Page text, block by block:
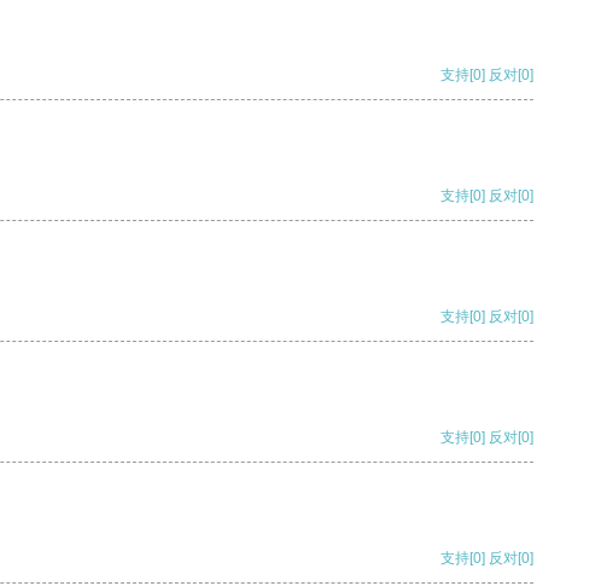
支持[0] 反对[0]
支持[0] 反对[0]
支持[0] 反对[0]
支持[0] 反对[0]
支持[0] 反对[0]